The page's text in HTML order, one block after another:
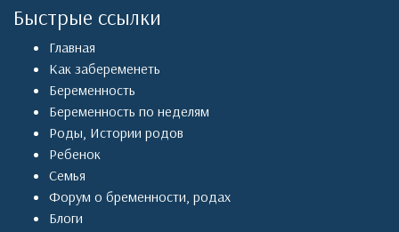
Быстрые ссылки
Главная
Как забеременеть
Беременность
Беременность по неделям
Роды, Истории родов
Ребенок
Семья
Форум о бременности, родах
Блоги